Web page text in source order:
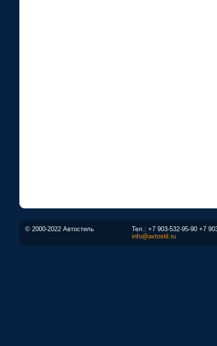
© 2000-2022 Автостиль Тел.: +7 903-532-95-90 +7
info@avtostil.ru